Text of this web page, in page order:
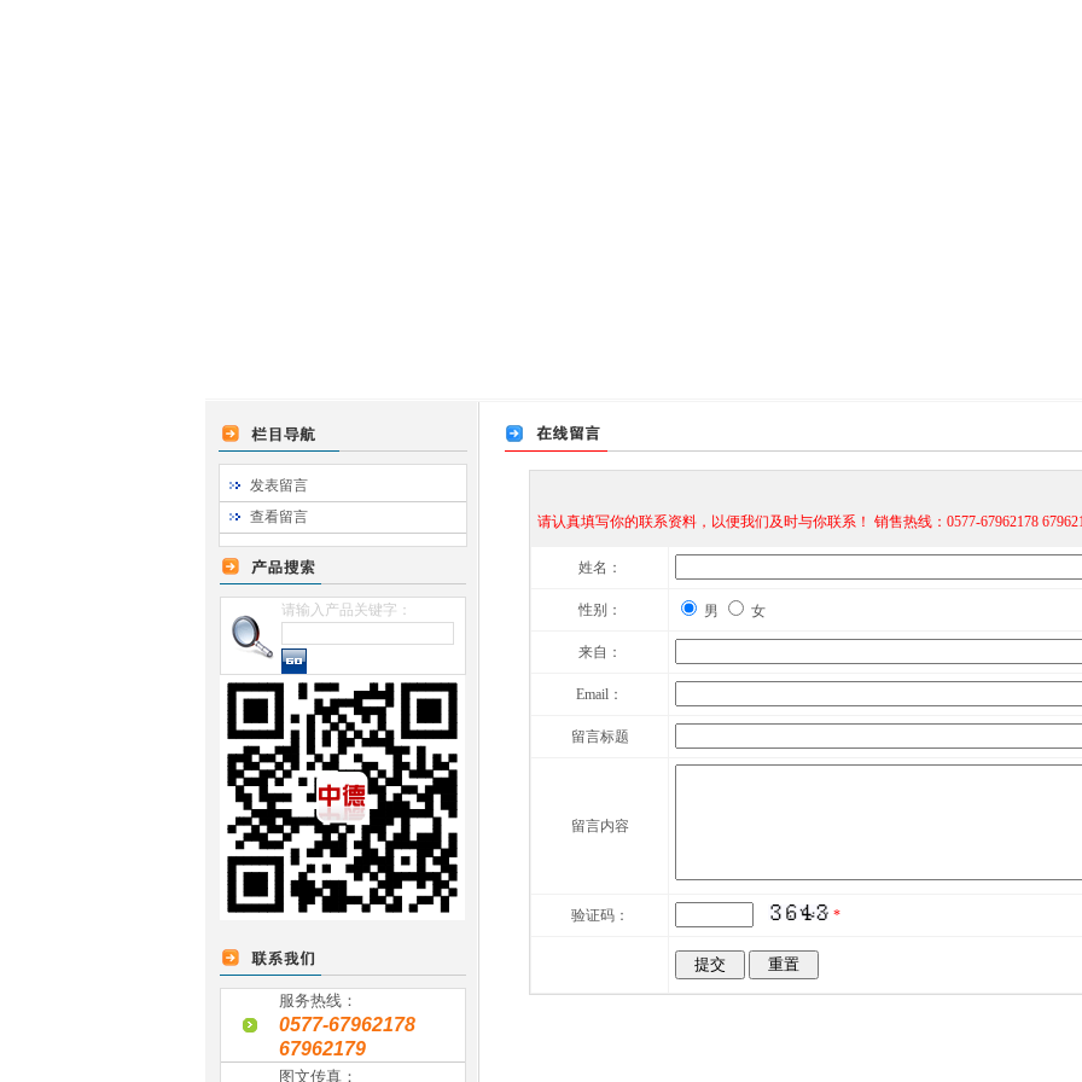
发表留言
查看留言
请输入产品关键字：
服务热线：
0577-67962178
67962179
图文传真：
请认真填写你的联系资料，以便我们及时与你联系！ 销售热线：0577-67962178
姓名：
性别： 男 女
来自：
Email：
留言标题
留言内容
验证码： *